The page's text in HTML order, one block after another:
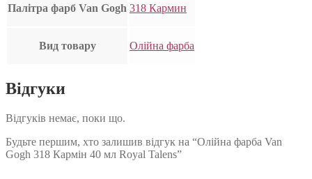
Палітра фарб Van Gogh 318 Кармин
Вид товару Олійна фарба
Відгуки
Відгуків немає, поки що.
Будьте першим, хто залишив відгук на “Олійна фарба Van
Gogh 318 Кармін 40 мл Royal Talens”